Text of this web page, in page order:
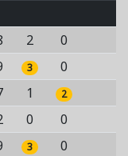
2
0
3
0
1 2
0
0
3
0